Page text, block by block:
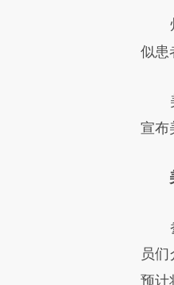
州
似患
美
宣布
参
员
预计